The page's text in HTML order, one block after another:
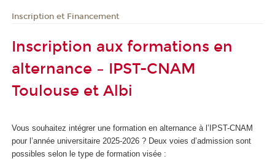
Inscription et Financement
Inscription aux formations en
alternance – IPST-CNAM
Toulouse et Albi
Vous souhaitez intégrer une formation en alternance à l’IPST-CNAM
pour l’année universitaire 2025-2026 ? Deux voies d’admission sont
possibles selon le type de formation visée :